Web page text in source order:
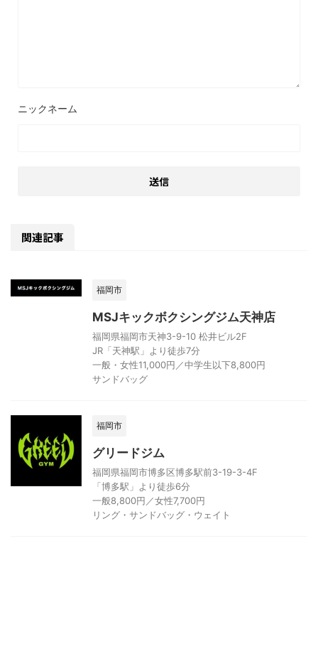
関連記事
福岡市
MSJキックボクシングジム天神店
福岡県福岡市天神3-9-10 松井ビル2F
JR「天神駅」より徒歩7分
一般・女性11,000円／中学生以下8,800円
サンドバッグ
福岡市
グリードジム
福岡県福岡市博多区博多駅前3-19-3-4F
「博多駅」より徒歩6分
一般8,800円／女性7,700円
リング・サンドバッグ・ウェイト